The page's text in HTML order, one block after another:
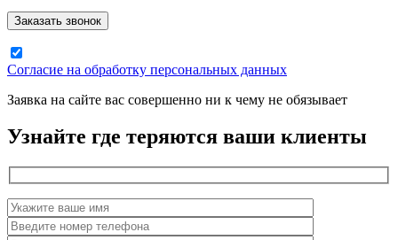
Согласие на обработку персональных данных
Заявка на сайте вас совершенно ни к чему не обязывает
Узнайте где теряются ваши клиенты